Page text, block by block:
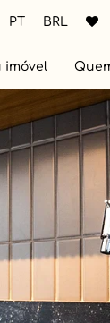
PT BRL
imóvel